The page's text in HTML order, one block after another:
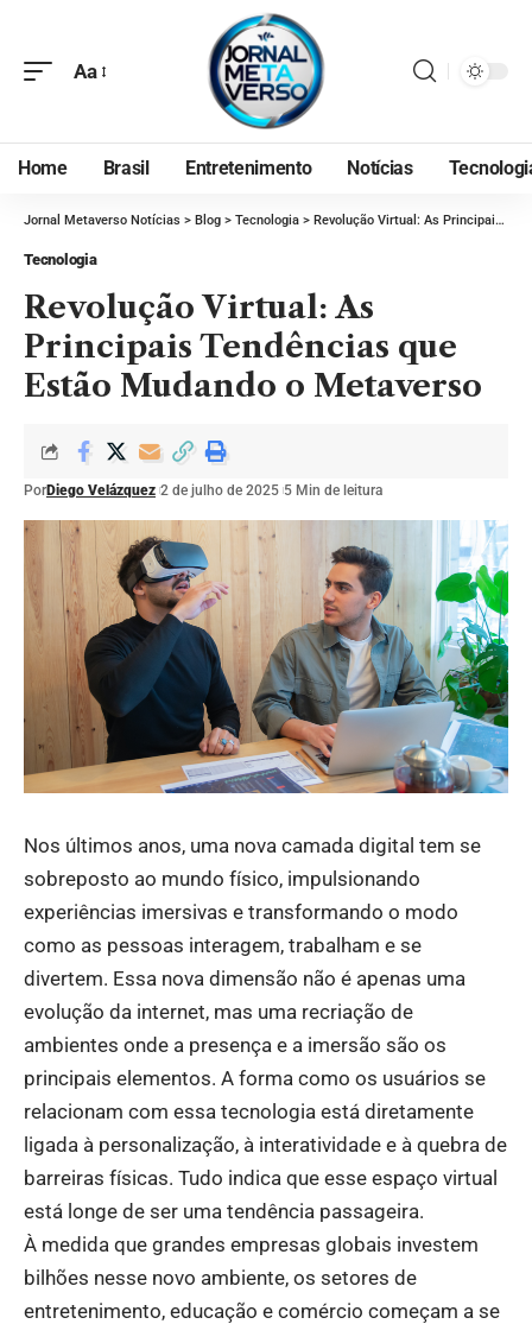
Aa
Home Brasil Entretenimento Notícias
Jornal Metaverso Notícias > Blog > Tecnologia > Revolução Virtual: As Principais Tendências que Estão Mudando o Metaverso
Tecnologia
Revolução Virtual: As
Principais Tendências que
Estão Mudando o Metaverso
PorDiego Velázquez 2 de julho de 2025 5 Min de leitura
Nos últimos anos, uma nova camada digital tem se
sobreposto ao mundo físico, impulsionando
experiências imersivas e transformando o modo
como as pessoas interagem, trabalham e se
divertem. Essa nova dimensão não é apenas uma
evolução da internet, mas uma recriação de
ambientes onde a presença e a imersão são os
principais elementos. A forma como os usuários se
relacionam com essa tecnologia está diretamente
ligada à personalização, à interatividade e à quebra de
barreiras físicas. Tudo indica que esse espaço virtual
está longe de ser uma tendência passageira.
À medida que grandes empresas globais investem
bilhões nesse novo ambiente, os setores de
entretenimento, educação e comércio começam a se